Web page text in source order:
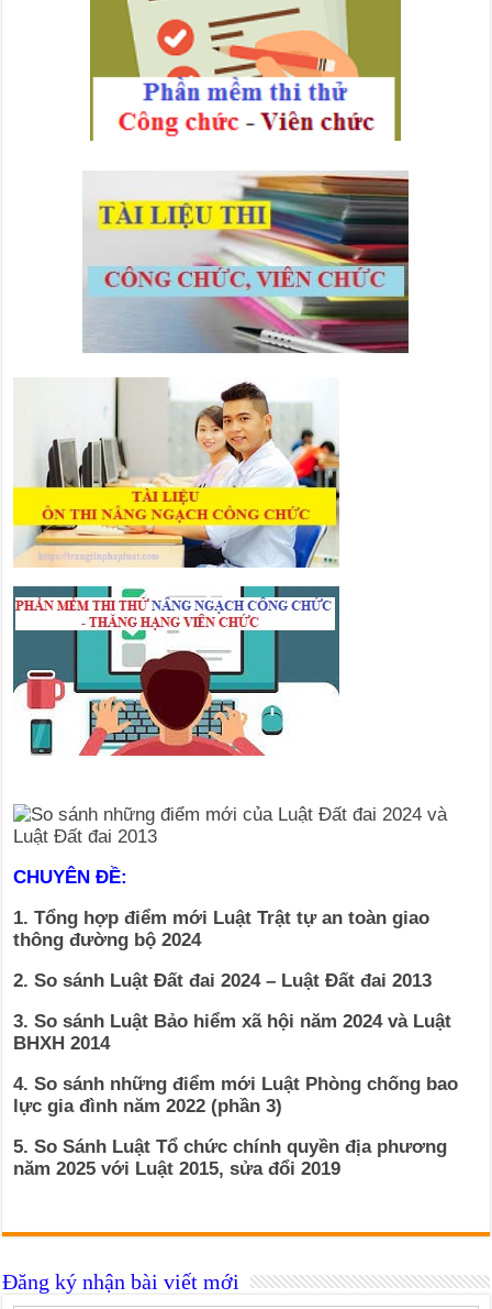
CHUYÊN ĐỀ:
1. Tổng hợp điểm mới Luật Trật tự an toàn giao
thông đường bộ 2024
2. So sánh Luật Đất đai 2024 – Luật Đất đai 2013
3. So sánh Luật Bảo hiểm xã hội năm 2024 và Luật
BHXH 2014
4. So sánh những điểm mới Luật Phòng chống bao
lực gia đình năm 2022 (phần 3)
5. So Sánh Luật Tổ chức chính quyền địa phương
năm 2025 với Luật 2015, sửa đổi 2019
Đăng ký nhận bài viết mới